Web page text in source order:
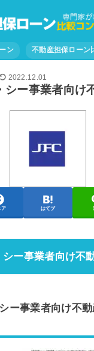
ン 不動産担保ローン
2022.12.01
シー事業者向け
ア はてブ
シー事業者向け不
ー事業者向け不